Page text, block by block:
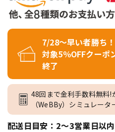
7/28～早い者勝ち
対象5％OFFクー
終了
48回まで金利手数料無料!
（WeBBy）シミュレータ
配送日目安：2～3営業日以